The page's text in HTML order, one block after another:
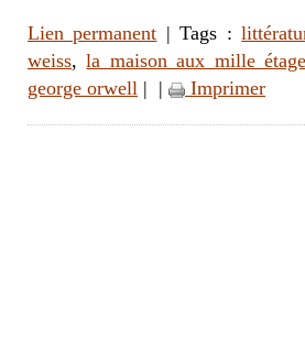
Lien permanent | Tags :
weiss,la maison aux mille
george orwell | | Imprimer